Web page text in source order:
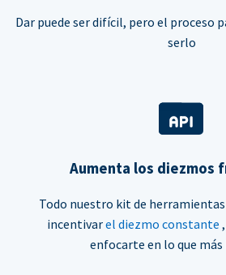
Dar puede ser difícil, pero el proceso
serlo
Aumenta los diezmos
Todo nuestro kit de
incentivarel diezmo constante
enfocarte en lo que